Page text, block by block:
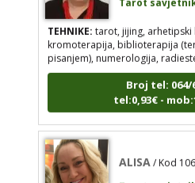
IRIDA -
Tarot
TEHNIKE:tarot, jijing,
intuicija, kromoterapija,
čitanjem i pisanjem),
Broj tel: 064/
tel:0,93€ -
TEHNIKE: tarot, jijing, arhetipski
kromoterapija, biblioterapija
pisanjem), numerologija,
Broj tel: 064/
tel:0,93€ -
Tarot savjetnik